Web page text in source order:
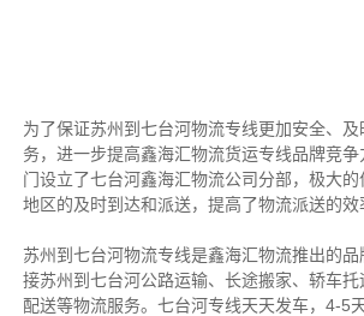
为了保证苏州到七台河物流专线更加安全、
务，进一步提高鑫海汇物流货运专线品牌竞
门设立了七台河鑫海汇物流公司分部，极大
地区的及时到达和派送，提高了物流派送的效
苏州到七台河物流专线是鑫海汇物流推出的品
接苏州到七台河公路运输、长途搬家、轿车
配送等物流服务。 七台河专线天天发车，4-5